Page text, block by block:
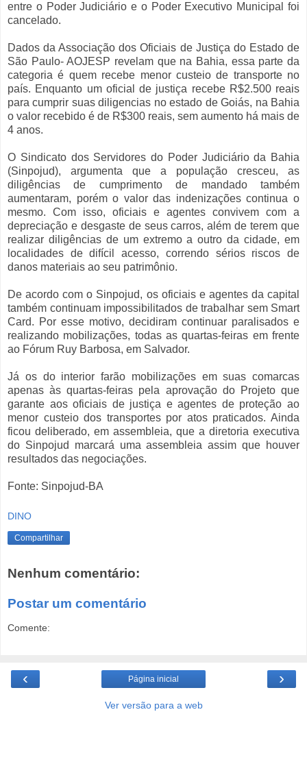
entre o Poder Judiciário e o Poder Executivo Municipal foi
cancelado.
Dados da Associação dos Oficiais de Justiça do Estado de
São Paulo- AOJESP revelam que na Bahia, essa parte da
categoria é quem recebe menor custeio de transporte no
país. Enquanto um oficial de justiça recebe R$2.500 reais
para cumprir suas diligencias no estado de Goiás, na Bahia
o valor recebido é de R$300 reais, sem aumento há mais de
4 anos.
O Sindicato dos Servidores do Poder Judiciário da Bahia
(Sinpojud), argumenta que a população cresceu, as
diligências de cumprimento de mandado também
aumentaram, porém o valor das indenizações continua o
mesmo. Com isso, oficiais e agentes convivem com a
depreciação e desgaste de seus carros, além de terem que
realizar diligências de um extremo a outro da cidade, em
localidades de difícil acesso, correndo sérios riscos de
danos materiais ao seu patrimônio.
De acordo com o Sinpojud, os oficiais e agentes da capital
também continuam impossibilitados de trabalhar sem Smart
Card. Por esse motivo, decidiram continuar paralisados e
realizando mobilizações, todas as quartas-feiras em frente
ao Fórum Ruy Barbosa, em Salvador.
Já os do interior farão mobilizações em suas comarcas
apenas às quartas-feiras pela aprovação do Projeto que
garante aos oficiais de justiça e agentes de proteção ao
menor custeio dos transportes por atos praticados. Ainda
ficou deliberado, em assembleia, que a diretoria executiva
do Sinpojud marcará uma assembleia assim que houver
resultados das negociações.
Fonte: Sinpojud-BA
DINO
Compartilhar
Nenhum comentário:
Postar um comentário
Comente:
‹ ›
Página inicial
Ver versão para a web